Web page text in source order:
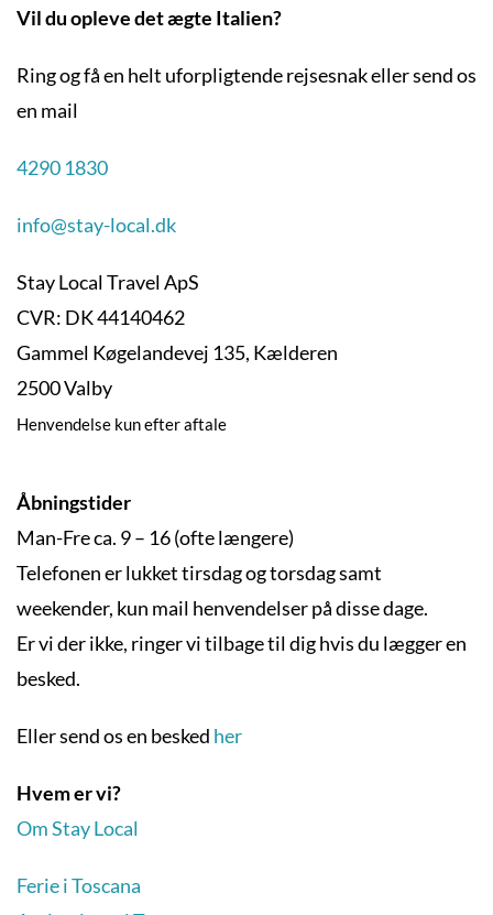
Vil du opleve det ægte Italien?
Ring og få en helt uforpligtende rejsesnak eller send os
en mail
4290 1830
info@stay-local.dk
Stay Local Travel ApS
CVR: DK 44140462
Gammel Køgelandevej 135, Kælderen
2500 Valby
Henvendelse kun efter aftale
Åbningstider
Man-Fre ca. 9 – 16 (ofte længere)
Telefonen er lukket tirsdag og torsdag samt
weekender, kun mail henvendelser på disse dage.
Er vi der ikke, ringer vi tilbage til dig hvis du lægger en
besked.
Eller send os en besked her
Hvem er vi?
Om Stay Local
Ferie i Toscana